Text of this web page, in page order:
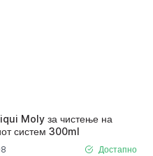
Moly за чистење на
систем 300ml
Достапно